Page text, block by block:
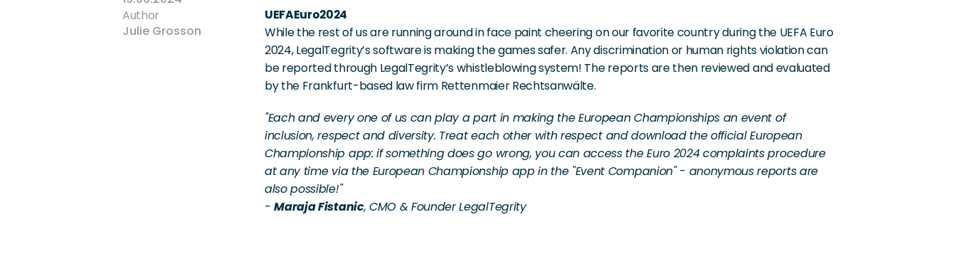
Author
Julie Grosson
UEFAEuro2024
While the rest of us are running around in face paint cheering on our favorite country during the UEFA Euro
2024, LegalTegrity’s software is making the games safer. Any discrimination or human rights violation can
be reported through LegalTegrity’s whistleblowing system! The reports are then reviewed and evaluated
by the Frankfurt-based law firm Rettenmaier Rechtsanwälte.
"Each and every one of us can play a part in making the European Championships an event of
inclusion, respect and diversity. Treat each other with respect and download the official European
Championship app: if something does go wrong, you can access the Euro 2024 complaints procedure
at any time via the European Championship app in the "Event Companion" - anonymous reports are
also possible!"
- Maraja Fistanic, CMO & Founder LegalTegrity